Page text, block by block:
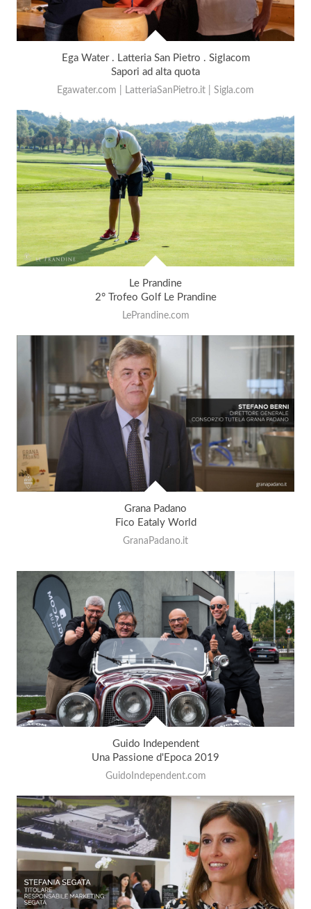
Ega Water . Latteria San Pietro . Siglacom
Sapori ad alta quota
Egawater.com | LatteriaSanPietro.it | Sigla.com
Le Prandine
2° Trofeo Golf Le Prandine
LePrandine.com
Grana Padano
Fico Eataly World
GranaPadano.it
Guido Independent
Una Passione d'Epoca 2019
GuidoIndependent.com